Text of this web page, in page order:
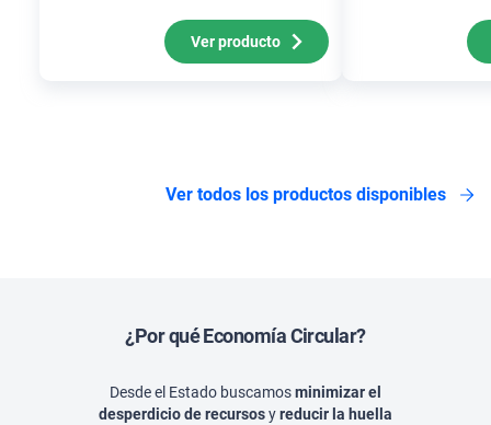
Ver producto
Ver todos los productos disponibles
¿Por qué Economía Circular?
Desde el Estado buscamosminimizar el
desperdicio de recursosyreducir la huella